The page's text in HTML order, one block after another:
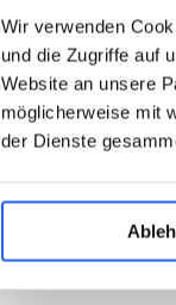
Wir verwenden
und die Zugriffe auf
Website an unsere
möglicherweise mit
der Dienste